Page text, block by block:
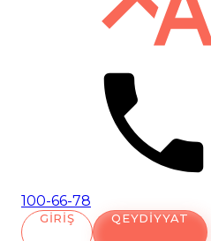
100-66-78
GIRIŞ QEYDIYYAT